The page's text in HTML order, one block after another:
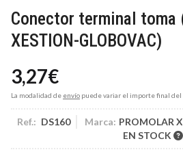
Conector terminal toma
XESTION-GLOBOVAC)
3,27€
La modalidad de envío puede variar el importe final del
Ref.: DS160 Marca: PROMOLAR
EN STOCK